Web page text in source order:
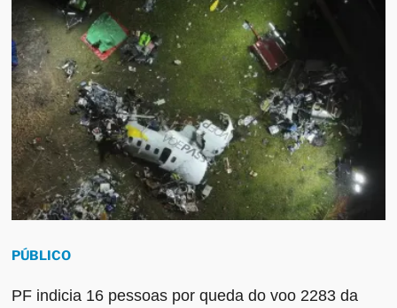
PÚBLICO
PF indicia 16 pessoas por queda do voo 2283 da